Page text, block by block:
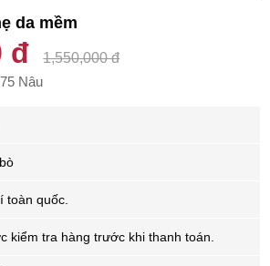
da mềm
đ
1,550,000 đ
Nâu
toàn quốc.
kiểm tra hàng trước khi thanh toán.